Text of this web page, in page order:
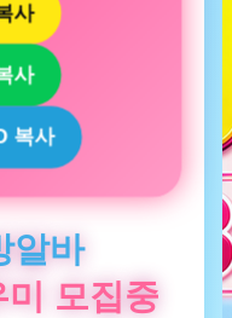
사
사
복사
알바
모집중